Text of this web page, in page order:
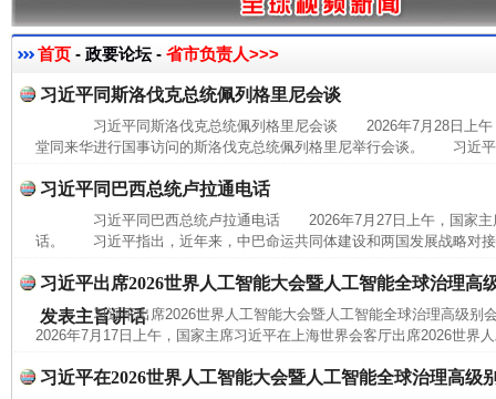
首页 - 政要论坛 - 省市负责人>>>
习近平同斯洛伐克总统佩列格里尼会谈
习近平同斯洛伐克总统佩列格里尼会谈 2026年7月28日上午
堂同来华进行国事访问的斯洛伐克总统佩列格里尼举行会谈。 习近
习近平同巴西总统卢拉通电话
习近平同巴西总统卢拉通电话 2026年7月27日上午，国家主
话。 习近平指出，近年来，中巴命运共同体建设和两国发展战略对
习近平出席2026世界人工智能大会暨人工智能全球治理高
发表主旨讲话
习近平出席2026世界人工智能大会暨人工智能全球治理高级
2026年7月17日上午，国家主席习近平在上海世界会客厅出席2026世界
习近平在2026世界人工智能大会暨人工智能全球治理高级